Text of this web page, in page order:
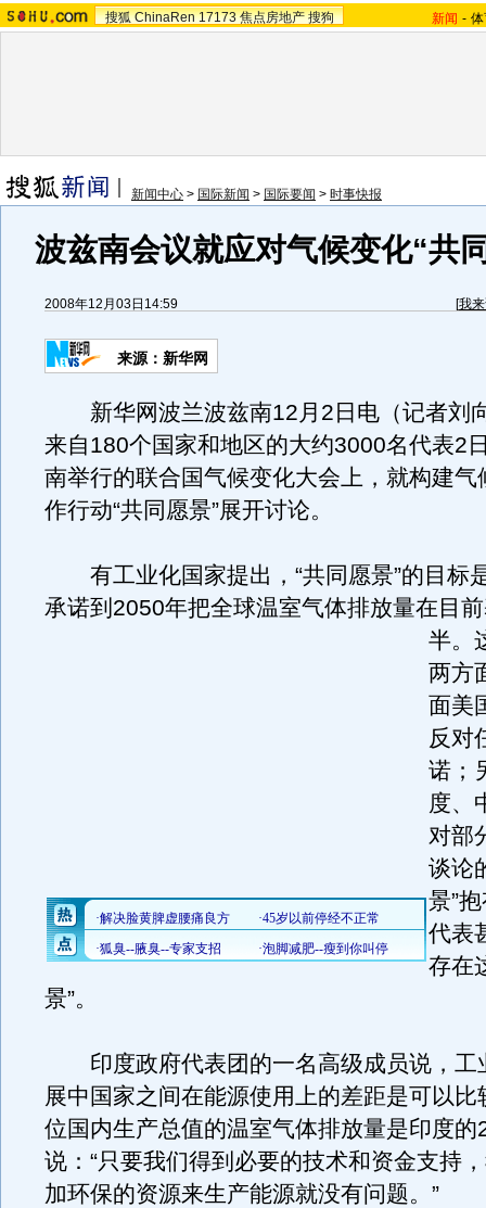
搜狐 ChinaRen 17173 焦点房地产 搜狗 新闻 -
新闻中心 > 国际新闻 > 国际要闻 > 时事快报
波兹南会议就应对气候变化“共
2008年12月03日14:59 [我
来源：新华网
新华网波兰波兹南12月2日电（记者刘
来自180个国家和地区的大约3000名代表2
南举行的联合国气候变化大会上，就构建气
作行动“共同愿景”展开讨论。
有工业化国家提出，“共同愿景”的目标
承诺到2050年把全球温室气体排放量在目
半。
两方
面美
反对
诺；
度、
对部
谈论
景”
代表
存在
景”。
印度政府代表团的一名高级成员说，工
展中国家之间在能源使用上的差距是可以比
位国内生产总值的温室气体排放量是印度的
说：“只要我们得到必要的技术和资金支持
加环保的资源来生产能源就没有问题。”